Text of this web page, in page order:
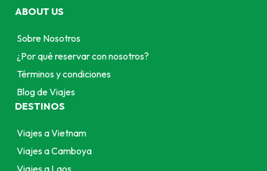
ABOUT US
Sobre Nosotros
¿Por qué reservar con nosotros?
Términos y condiciones
Blog de Viajes
DESTINOS
Viajes a Vietnam
Viajes a Camboya
Viajes a Laos